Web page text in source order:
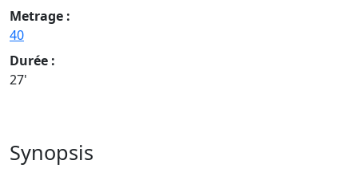
Metrage :
40
Durée :
27'
Synopsis